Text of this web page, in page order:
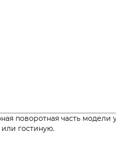
поворотная часть
или гостиную.